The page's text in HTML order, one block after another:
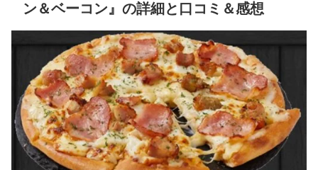
ン＆ベーコン』の詳細と口コミ＆感想